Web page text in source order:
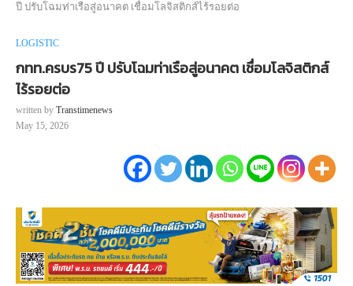
ปี ปรับโฉมท่าเรือสู่อนาคต เชื่อมโลจิสติกส์ไร้รอยต่อ
LOGISTIC
กทท.ครบร75 ปี ปรับโฉมท่าเรือสู่อนาคต เชื่อมโลจิสติกส์
ไร้รอยต่อ
written by Transtimenews
May 15, 2026